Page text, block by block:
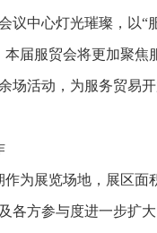
议中心灯光璀璨，以
本届服贸会将更加聚
场活动，为服务贸易
为展览场地，展区面
各方参与度进一步扩大